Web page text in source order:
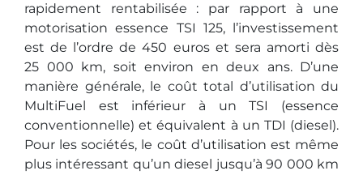
rapidement rentabilisée : par rapport à une
motorisation essence TSI 125, l’investissement
est de l’ordre de 450 euros et sera amorti dès
25 000 km, soit environ en deux ans. D’une
manière générale, le coût total d’utilisation du
MultiFuel est inférieur à un TSI (essence
conventionnelle) et équivalent à un TDI (diesel).
Pour les sociétés, le coût d’utilisation est même
plus intéressant qu’un diesel jusqu’à 90 000 km